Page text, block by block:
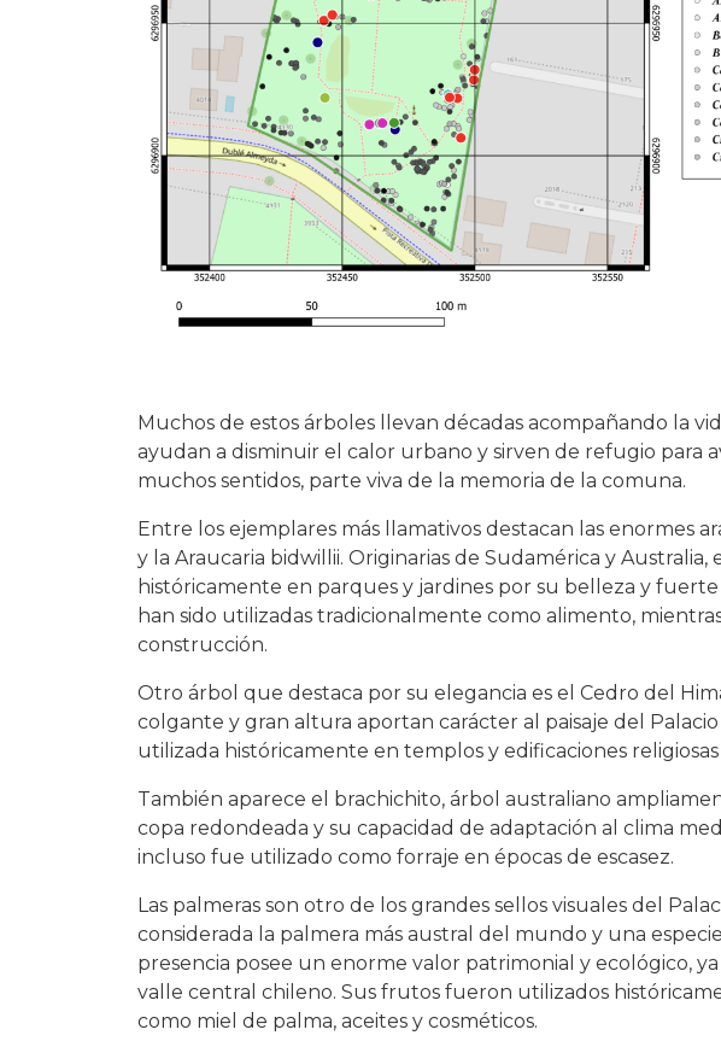
Muchos de estos árboles llevan décadas acompañando la
ayudan a disminuir el calor urbano y sirven de refugio para
muchos sentidos, parte viva de la memoria de la comuna.
Entre los ejemplares más llamativos destacan las enormes
y la Araucaria bidwillii. Originarias de Sudamérica y
históricamente en parques y jardines por su belleza y fuerte
han sido utilizadas tradicionalmente como alimento,
construcción.
Otro árbol que destaca por su elegancia es el Cedro del
colgante y gran altura aportan carácter al paisaje del
utilizada históricamente en templos y edificaciones
También aparece el brachichito, árbol australiano
copa redondeada y su capacidad de adaptación al clima
incluso fue utilizado como forraje en épocas de escasez.
Las palmeras son otro de los grandes sellos visuales del
considerada la palmera más austral del mundo y una
presencia posee un enorme valor patrimonial y ecológico,
valle central chileno. Sus frutos fueron utilizados
como miel de palma, aceites y cosméticos.